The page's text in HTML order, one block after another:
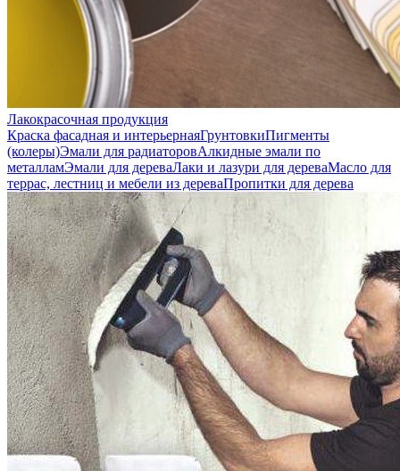
Лакокрасочная продукция
Краска фасадная и интерьернаяГрунтовкиПигменты
(колеры)Эмали для радиаторовАлкидные эмали по
металламЭмали для дереваЛаки и лазури для дереваМасло для
террас, лестниц и мебели из дереваПропитки для дерева